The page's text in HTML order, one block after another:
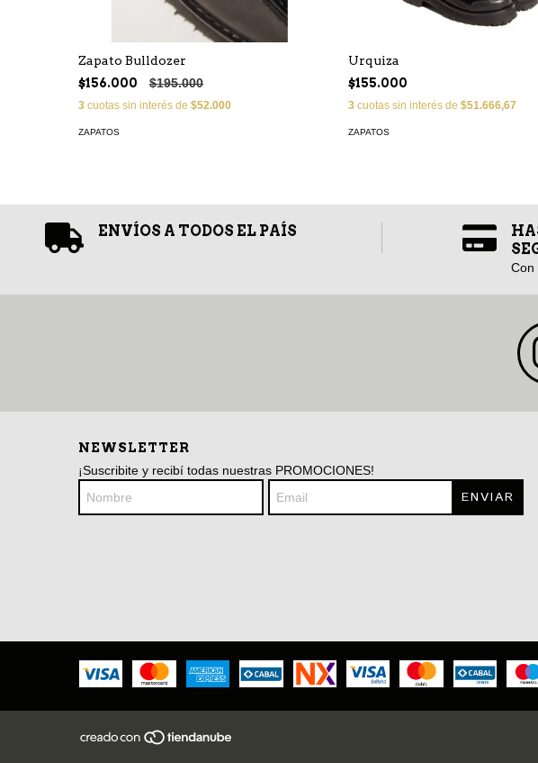
Zapato Bulldozer
$156.000
$195.000
3 cuotas sin interés de $52.000
ZAPATOS
Urquiza
$155.000
3 cuotas sin interés de $51.666,67
ZAPATOS
ENVÍOS A TODOS EL PAÍS
Con
NEWSLETTER
¡Suscribite y recibí todas nuestras PROMOCIONES!